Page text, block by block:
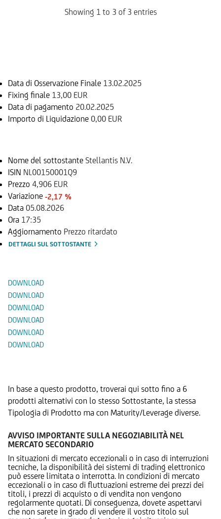
Showing 1 to 3 of 3 entries
Data di Osservazione Finale 13.02.2025
Fixing finale 13,00 EUR
Data di pagamento 20.02.2025
Importo di Liquidazione 0,00 EUR
Nome del sottostante Stellantis N.V.
ISIN NL00150001Q9
Prezzo 4,906 EUR
Variazione -2,17 %
Data 05.08.2026
Ora 17:35
Aggiornamento Prezzo ritardato
DETTAGLI SUL SOTTOSTANTE
DOWNLOAD
DOWNLOAD
DOWNLOAD
DOWNLOAD
DOWNLOAD
DOWNLOAD
In base a questo prodotto, troverai qui sotto fino a 6
prodotti alternativi con lo stesso Sottostante, la stessa
Tipologia di Prodotto ma con Maturity/Leverage diverse.
AVVISO IMPORTANTE SULLA NEGOZIABILITÀ NEL
MERCATO SECONDARIO
In situazioni di mercato eccezionali o in caso di interruzioni
tecniche, la disponibilità dei sistemi di trading elettronico
può essere limitata o interrotta. In condizioni di mercato
eccezionali o in caso di fluttuazioni estreme dei prezzi dei
titoli, i prezzi di acquisto o di vendita non vengono
regolarmente quotati. Di conseguenza, dovete aspettarvi
che non sarete in grado di vendere il vostro titolo sul